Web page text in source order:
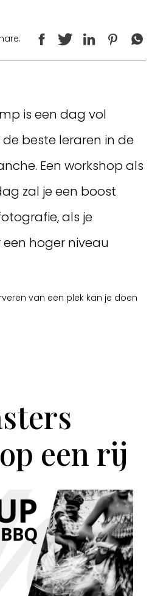
is een dag vol
beste leraren in de
Een workshop als
zal je een boost
als je
hoger niveau
van een plek kan je doen
een rij